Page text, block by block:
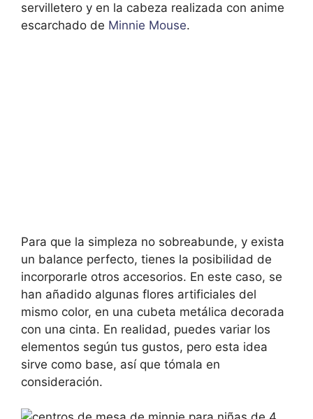
servilletero y en la cabeza realizada con anime
escarchado de Minnie Mouse.
Para que la simpleza no sobreabunde, y exista
un balance perfecto, tienes la posibilidad de
incorporarle otros accesorios. En este caso, se
han añadido algunas flores artificiales del
mismo color, en una cubeta metálica decorada
con una cinta. En realidad, puedes variar los
elementos según tus gustos, pero esta idea
sirve como base, así que tómala en
consideración.